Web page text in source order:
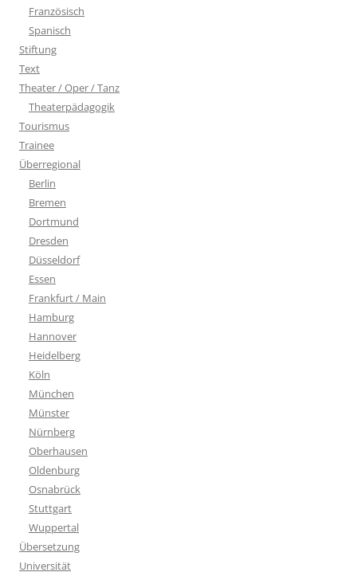
Französisch
Spanisch
Stiftung
Text
Theater / Oper / Tanz
Theaterpädagogik
Tourismus
Trainee
Überregional
Berlin
Bremen
Dortmund
Dresden
Düsseldorf
Essen
Frankfurt / Main
Hamburg
Hannover
Heidelberg
Köln
München
Münster
Nürnberg
Oberhausen
Oldenburg
Osnabrück
Stuttgart
Wuppertal
Übersetzung
Universität